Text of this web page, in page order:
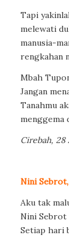
Tapi
melewati
manusia-
rengkahan
Mbah
Jangan
Tanahmu
menggema
Cirebah, 28
Nini
Aku tak
Nini Sebrot
Setiap hari